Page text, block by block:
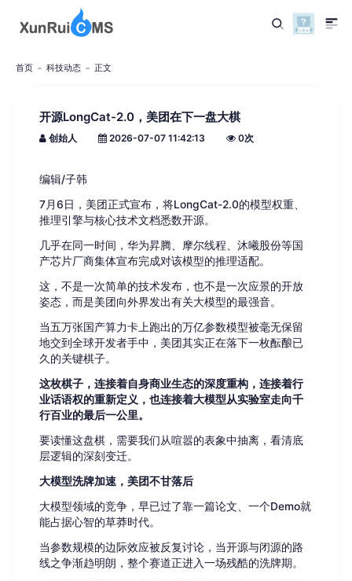
首页 科技动态 正文
开源LongCat-2.0，美团在下一盘大棋
创始人 2026-07-07 11:42:13 0次
编辑/子韩
7月6日，美团正式宣布，将LongCat-2.0的模型权重、
推理引擎与核心技术文档悉数开源。
几乎在同一时间，华为昇腾、摩尔线程、沐曦股份等国
产芯片厂商集体宣布完成对该模型的推理适配。
这，不是一次简单的技术发布，也不是一次应景的开放
姿态，而是美团向外界发出有关大模型的最强音。
当五万张国产算力卡上跑出的万亿参数模型被毫无保留
地交到全球开发者手中，美团其实正在落下一枚酝酿已
久的关键棋子。
这枚棋子，连接着自身商业生态的深度重构，连接着行
业话语权的重新定义，也连接着大模型从实验室走向千
行百业的最后一公里。
要读懂这盘棋，需要我们从喧嚣的表象中抽离，看清底
层逻辑的深刻变迁。
大模型洗牌加速，美团不甘落后
大模型领域的竞争，早已过了靠一篇论文、一个Demo就
能占据心智的草莽时代。
当参数规模的边际效应被反复讨论，当开源与闭源的路
线之争渐趋明朗，整个赛道正进入一场残酷的洗牌期。